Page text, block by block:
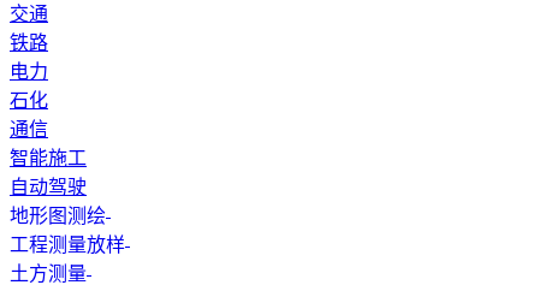
交通
铁路
电力
石化
通信
智能施工
自动驾驶
地形图测绘
工程测量放样
土方测量